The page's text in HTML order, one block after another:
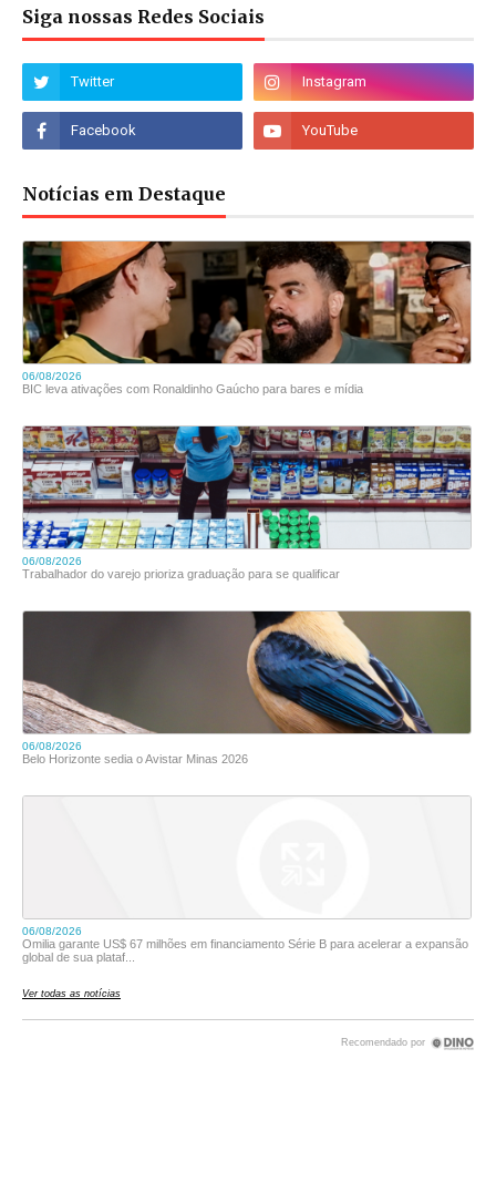
Siga nossas Redes Sociais
Notícias em Destaque